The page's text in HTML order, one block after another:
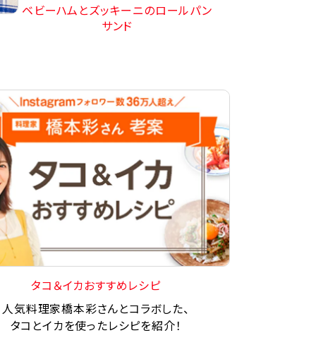
ベビーハムとズッキーニのロールパン
サンド
タコ＆イカおすすめレシピ
人気料理家橋本彩さんとコラボした、
タコとイカを使ったレシピを紹介！